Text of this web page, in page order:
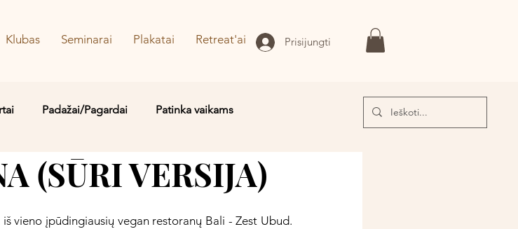
Klubas Seminarai Plakatai Retreat'ai Prisijungti
Padažai/Pagardai Patinka vaikams
Saldu Sūru Vaidos MYLIMIAUSI!
(SŪRI VERSIJA)
vieno įpūdingiausių vegan restoranų Bali - Zest Ubud.